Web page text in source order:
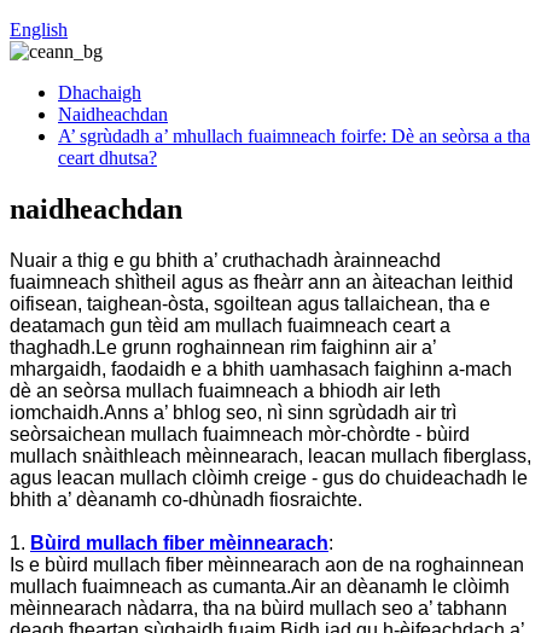
English
Dhachaigh
Naidheachdan
A’ sgrùdadh a’ mhullach fuaimneach foirfe: Dè an seòrsa a tha
ceart dhutsa?
naidheachdan
Nuair a thig e gu bhith a’ cruthachadh àrainneachd
fuaimneach shìtheil agus as fheàrr ann an àiteachan leithid
oifisean, taighean-òsta, sgoiltean agus tallaichean, tha e
deatamach gun tèid am mullach fuaimneach ceart a
thaghadh.Le grunn roghainnean rim faighinn air a’
mhargaidh, faodaidh e a bhith uamhasach faighinn a-mach
dè an seòrsa mullach fuaimneach a bhiodh air leth
iomchaidh.Anns a’ bhlog seo, nì sinn sgrùdadh air trì
seòrsaichean mullach fuaimneach mòr-chòrdte - bùird
mullach snàithleach mèinnearach, leacan mullach fiberglass,
agus leacan mullach clòimh creige - gus do chuideachadh le
bhith a’ dèanamh co-dhùnadh fiosraichte.
1. Bùird mullach fiber mèinnearach:
Is e bùird mullach fiber mèinnearach aon de na roghainnean
mullach fuaimneach as cumanta.Air an dèanamh le clòimh
mèinnearach nàdarra, tha na bùird mullach seo a’ tabhann